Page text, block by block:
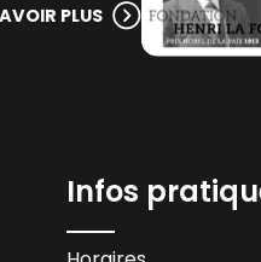
PLUS
Infos